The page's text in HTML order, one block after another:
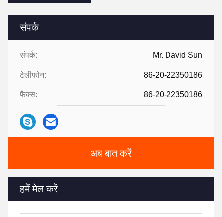
संपर्क
संपर्क: Mr. David Sun
टेलीफोन: 86-20-22350186
फैक्स: 86-20-22350186
अब बात करें
हमें मेल करें